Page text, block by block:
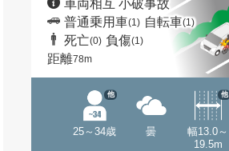
車両相互 小破事故
普通乗用車(1) 自転車(1)
死亡(0) 負傷(1)
距離78m
25～34歳
他
曇
幅13.0～
19.5m
他